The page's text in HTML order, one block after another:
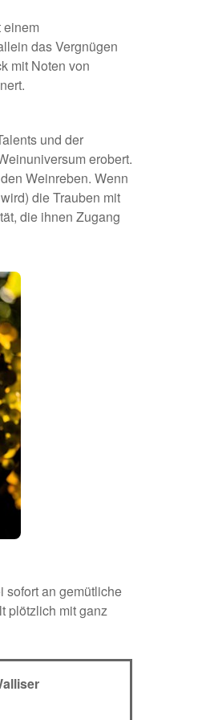
das Vergnügen
mit Noten von
und der
erobert.
Weinreben. Wenn
die Trauben mit
die ihnen Zugang
sofort an gemütliche
plötzlich mit ganz